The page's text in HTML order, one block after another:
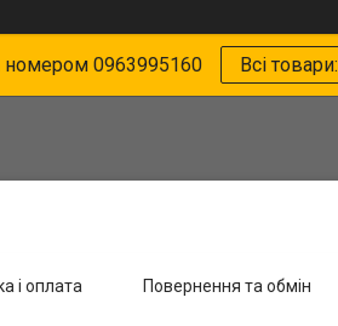
номером 0963995160 Всі товари:
і оплата Повернення та обмін